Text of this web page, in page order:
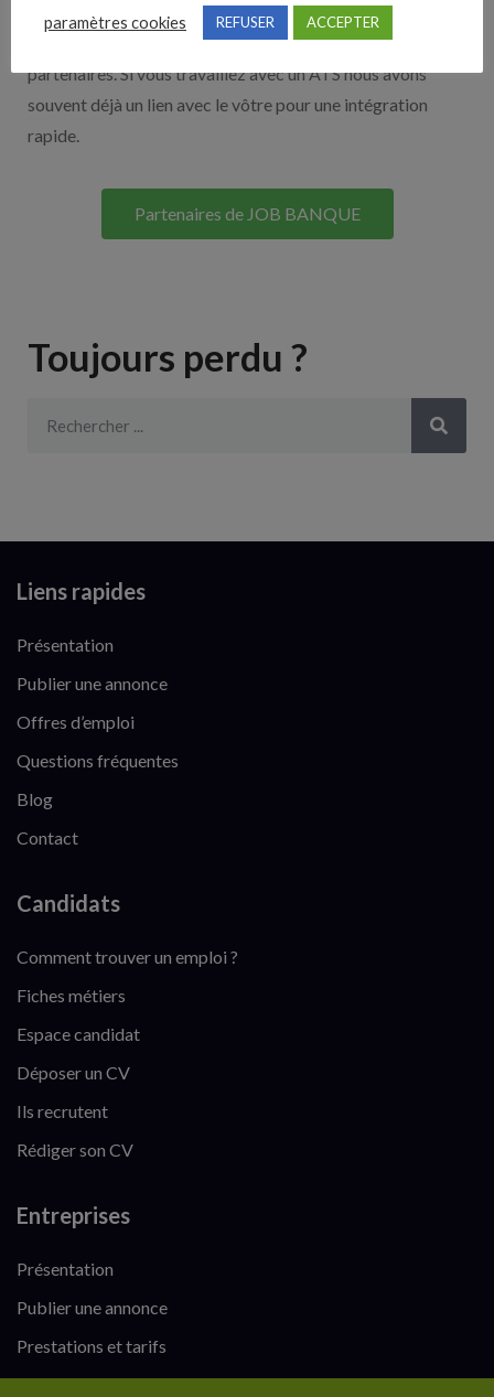
Découvrez nos partenaires ! Moteurs de recherches,
multidiffuseurs, sites payant… nombreux sont nos
partenaires. Si vous travaillez avec un ATS nous avons
souvent déjà un lien avec le vôtre pour une intégration
rapide.
Partenaires de JOB BANQUE
Toujours perdu ?
Liens rapides
Présentation
Publier une annonce
Offres d’emploi
Questions fréquentes
Blog
Contact
Candidats
Comment trouver un emploi ?
Fiches métiers
Espace candidat
Déposer un CV
Ils recrutent
Rédiger son CV
Entreprises
Présentation
Publier une annonce
Prestations et tarifs
paramètres cookies REFUSER ACCEPTER